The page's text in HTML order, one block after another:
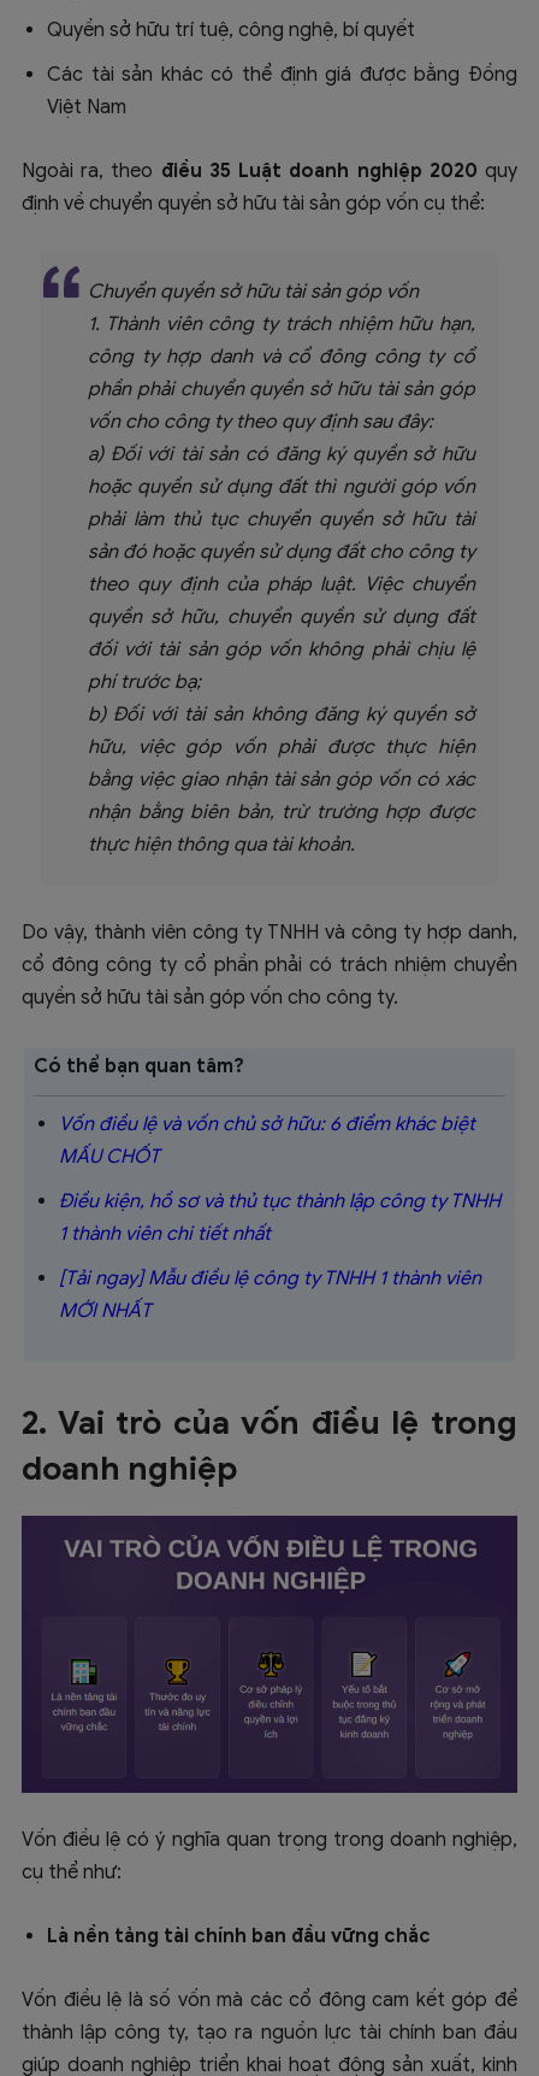
Quyền sở hữu trí tuệ, công nghệ, bí quyết
Các tài sản khác có thể định giá được bằng Đồng
Việt Nam
Ngoài ra, theo điều 35 Luật doanh nghiệp 2020 quy
định về chuyển quyền sở hữu tài sản góp vốn cụ thể:
Chuyển quyền sở hữu tài sản góp vốn
1. Thành viên công ty trách nhiệm hữu hạn,
công ty hợp danh và cổ đông công ty cổ
phần phải chuyển quyền sở hữu tài sản góp
vốn cho công ty theo quy định sau đây:
a) Đối với tài sản có đăng ký quyền sở hữu
hoặc quyền sử dụng đất thì người góp vốn
phải làm thủ tục chuyển quyền sở hữu tài
sản đó hoặc quyền sử dụng đất cho công ty
theo quy định của pháp luật. Việc chuyển
quyền sở hữu, chuyển quyền sử dụng đất
đối với tài sản góp vốn không phải chịu lệ
phí trước bạ;
b) Đối với tài sản không đăng ký quyền sở
hữu, việc góp vốn phải được thực hiện
bằng việc giao nhận tài sản góp vốn có xác
nhận bằng biên bản, trừ trường hợp được
thực hiện thông qua tài khoản.
Do vậy, thành viên công ty TNHH và công ty hợp danh,
cổ đông công ty cổ phần phải có trách nhiệm chuyển
quyền sở hữu tài sản góp vốn cho công ty.
Có thể bạn quan tâm?
Vốn điều lệ và vốn chủ sở hữu: 6 điểm khác biệt
MẤU CHỐT
Điều kiện, hồ sơ và thủ tục thành lập công ty TNHH
1 thành viên chi tiết nhất
[Tải ngay] Mẫu điều lệ công ty TNHH 1 thành viên
MỚI NHẤT
2. Vai trò của vốn điều lệ trong
doanh nghiệp
Vốn điều lệ có ý nghĩa quan trọng trong doanh nghiệp,
cụ thể như:
Là nền tảng tài chính ban đầu vững chắc
Vốn điều lệ là số vốn mà các cổ đông cam kết góp để
thành lập công ty, tạo ra nguồn lực tài chính ban đầu
giúp doanh nghiệp triển khai hoạt động sản xuất, kinh